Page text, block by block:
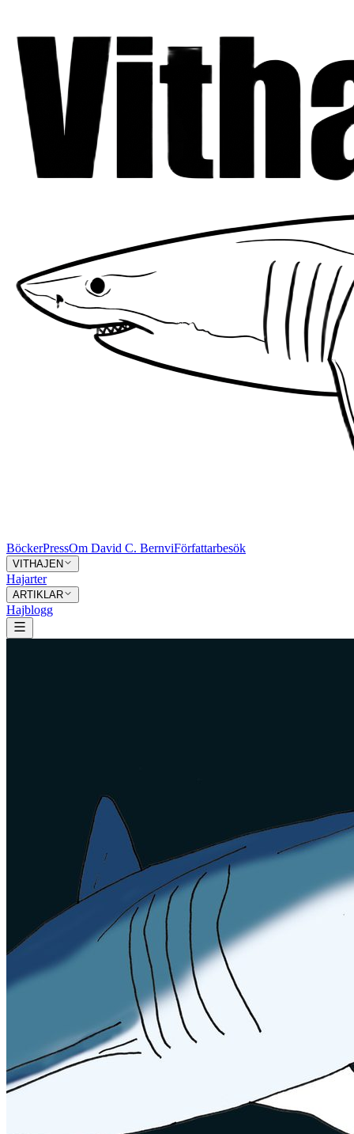
BöckerPressOm David C. BernviFörfattarbesök
VITHAJEN
Hajarter
ARTIKLAR
Hajblogg